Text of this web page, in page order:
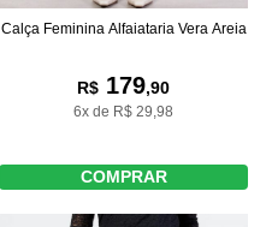
Calça Feminina Alfaiataria Vera Areia
R$ 179,90
6x de R$ 29,98
COMPRAR